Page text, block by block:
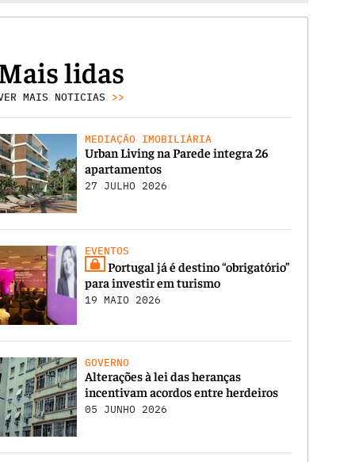
lidas
MAIS NOTICIAS >>
MEDIAÇÃO IMOBILIÁRIA
Urban Living na Parede integra 26
apartamentos
27 JULHO 2026
EVENTOS
Portugal já é destino “obrigatório”
para investir em turismo
19 MAIO 2026
GOVERNO
Alterações à lei das heranças
incentivam acordos entre herdeiros
05 JUNHO 2026